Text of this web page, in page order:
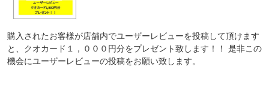
購入されたお客様が店舗内でユーザーレビューを投稿して頂けます
と、クオカード１，０００円分をプレゼント致します！！ 是非この
機会にユーザーレビューの投稿をお願い致します。